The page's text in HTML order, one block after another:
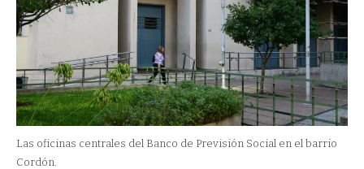
Las oficinas centrales del Banco de Previsión Social en el barrio
Cordón.